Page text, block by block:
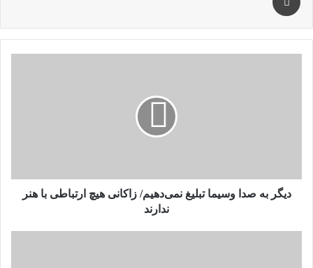
ارتباطی
دیگر به صدا وسیما تبلیغ نمی‌دهیم/ زاکانی هیچ ارتباطی با هنر
ندارند